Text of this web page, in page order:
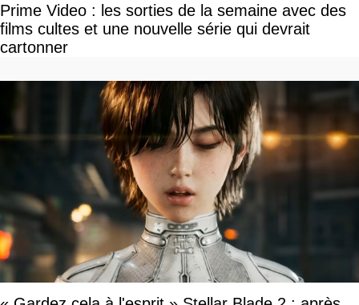
Prime Video : les sorties de la semaine avec des
films cultes et une nouvelle série qui devrait
cartonner